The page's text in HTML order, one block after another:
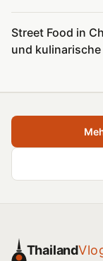
Street Food in
und
Thailand